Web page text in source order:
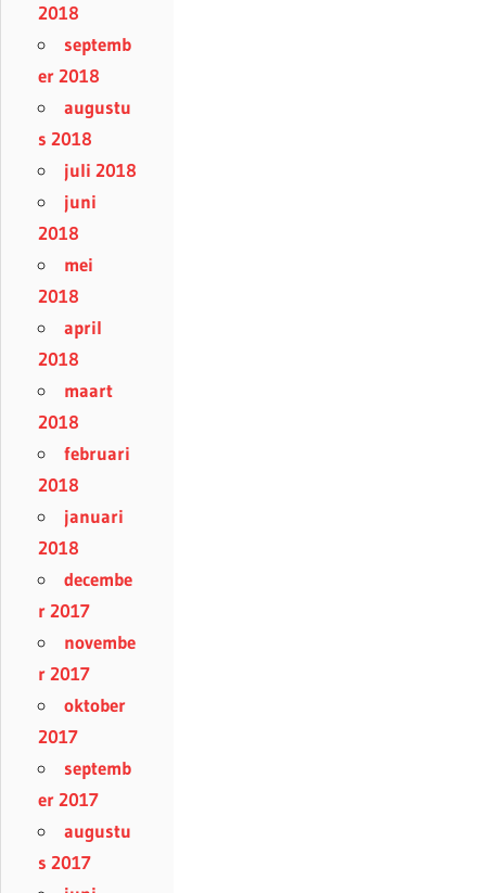
2018
septemb
er 2018
augustu
s 2018
juli 2018
juni
2018
mei
2018
april
2018
maart
2018
februari
2018
januari
2018
decembe
r 2017
novembe
r 2017
oktober
2017
septemb
er 2017
augustu
s 2017